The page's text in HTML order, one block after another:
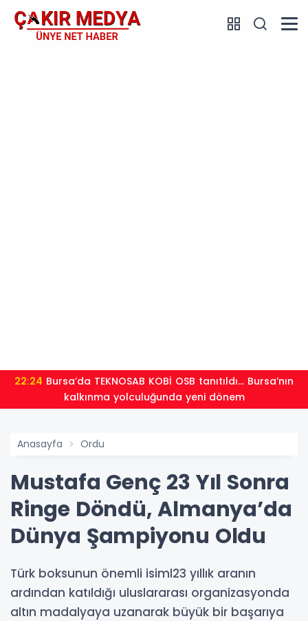
20:55
yatırımı
Anasayfa Ordu
Mustafa Genç 23 Yıl Sonra
Ringe Döndü, Almanya’da
Dünya Şampiyonu Oldu
Türk boksunun önemli isiml23 yıllık aranın
ardından katıldığı uluslararası organizasyonda
altın madalyaya uzanarak büyük bir başarıya